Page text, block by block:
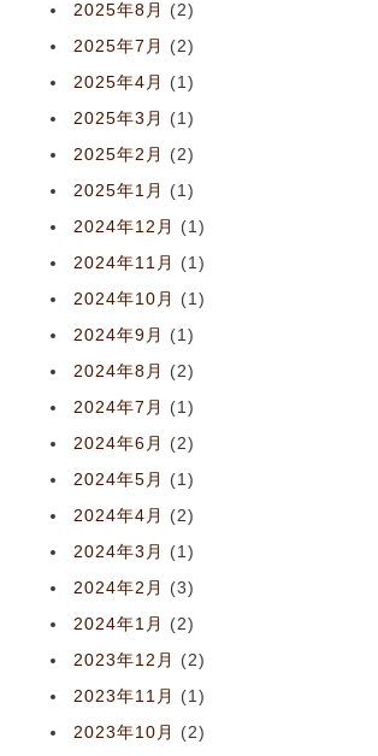
2025年8月
(2)
2025年7月
(2)
2025年4月
(1)
2025年3月
(1)
2025年2月
(2)
2025年1月
(1)
2024年12月
(1)
2024年11月
(1)
2024年10月
(1)
2024年9月
(1)
2024年8月
(2)
2024年7月
(1)
2024年6月
(2)
2024年5月
(1)
2024年4月
(2)
2024年3月
(1)
2024年2月
(3)
2024年1月
(2)
2023年12月
(2)
2023年11月
(1)
2023年10月
(2)